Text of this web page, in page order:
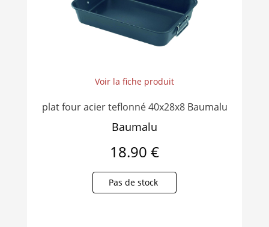
Voir la fiche produit
plat four acier teflonné 40x28x8 Baumalu
Baumalu
18.90 €
Pas de stock